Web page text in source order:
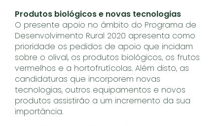
Produtos biológicos e novas tecnologias
O presente apoio no âmbito do Programa de
Desenvolvimento Rural 2020 apresenta como
prioridade os pedidos de apoio que incidam
sobre o olival, os produtos biológicos, os frutos
vermelhos e a hortofrutícolas. Além disto, as
candidaturas que incorporem novas
tecnologias, outros equipamentos e novos
produtos assistirão a um incremento da sua
importância.